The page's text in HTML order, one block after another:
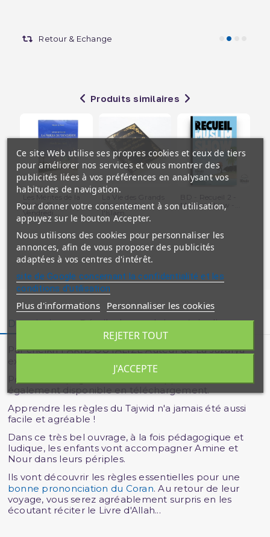
Retour & Echange
Produits similaires
Prière Du
Savants de
Muslim Show -...
Description Détails du produit Avis clients
Par cheikh FARID OUYALIZE Auteur de La Jazarya
également disponible en téléchargement.
Apprendre les règles du Tajwid n'a jamais été aussi
facile et agréable !
Dans ce très bel ouvrage, à la fois pédagogique et
ludique, les enfants vont accompagner Amine et
Nour dans leurs périples.
Ils vont découvrir les règles essentielles pour une
bonne prononciation du Coran. Au retour de leur
voyage, vous serez agréablement surpris en les
écoutant réciter le Livre d'Allah...
Ce site Web utilise ses propres cookies et ceux de tiers
pour améliorer nos services et vous montrer des
publicités liées à vos préférences en analysant vos
habitudes de navigation.
Pour donner votre consentement à son utilisation,
appuyez sur le bouton Accepter.
Nous utilisons des cookies pour personnaliser les
annonces, afin de vous proposer des publicités
adaptées à vos centres d'intérêt.
site de Google concernant la confidentialité et les
conditions d'utilisation
Plus d'informations Personnaliser les cookies
REJETER TOUT
J'ACCEPTE